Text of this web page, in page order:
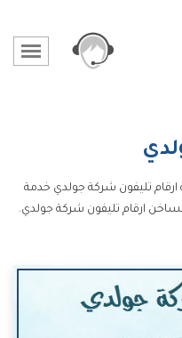
ارقام تليفون شركة جولدي خدمة
ارقام تليفون شركة جولدي.